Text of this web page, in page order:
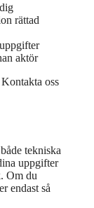
rättad
aktör
oss
tekniska
uppgifter
Om du
endast så